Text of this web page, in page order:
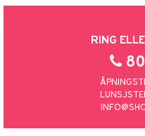
RING